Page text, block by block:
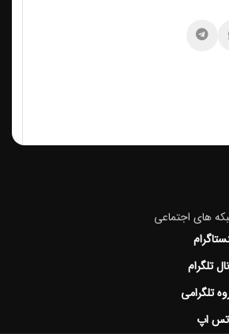
های اجتماعی
تلگرام
تلگرامی
اپ